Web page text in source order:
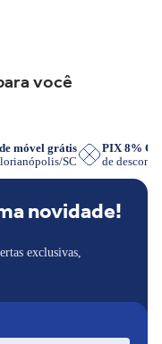
você
móvel grátis
SC
PIX 8%
de
novidade!
exclusivas,